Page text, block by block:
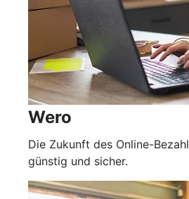
Wero
Die Zukunft des Online-
günstig und sicher.